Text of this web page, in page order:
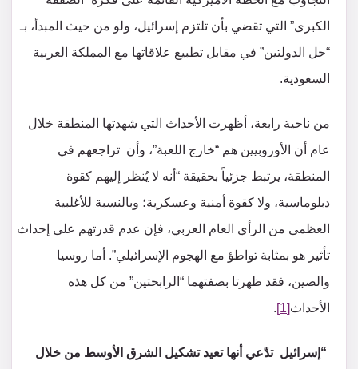
الكبرى” التي تقضي بأن تلتزم إسرائيل، ولو من حيث المبدأ، بـ
“حل الدولتين” في مقابل تطبيع علاقاتها مع المملكة العربية
السعودية.
من ناحية رابعة، أظهرت الأحداث التي شهدتها المنطقة خلال
عام أن الأوروبيين هم “خارج اللعبة”، وأن تراجعهم في
المنطقة، يرتبط جزئياً بحقيقة “أنه لا يُنظر إليهم كقوة
دبلوماسية، ولا كقوة أمنية وعسكرية؛ وبالنسبة للأغلبية
العظمى من الرأي العام العربي، فإن عدم قدرتهم على إحداث
تأثير هو بمثابة تواطؤ مع الهجوم الإسرائيلي”. أما روسيا
والصين، فقد ظهرتا بصفتهما “الرابحتين” من كل هذه
الأحداث[1]
.
“ إسرائيل تدّعي أنها تعيد تشكيل الشرق الأوسط من خلال